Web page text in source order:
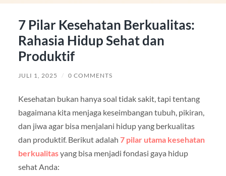
7 Pilar Kesehatan Berkualitas:
Rahasia Hidup Sehat dan
Produktif
JULI 1, 2025 / 0 COMMENTS
Kesehatan bukan hanya soal tidak sakit, tapi tentang
bagaimana kita menjaga keseimbangan tubuh, pikiran,
dan jiwa agar bisa menjalani hidup yang berkualitas
dan produktif. Berikut adalah 7 pilar utama kesehatan
berkualitasyang bisa menjadi fondasi gaya hidup
sehat Anda: